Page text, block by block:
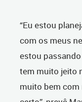
“Eu estou
com os meus
estou
tem muito jeito
muito bem com